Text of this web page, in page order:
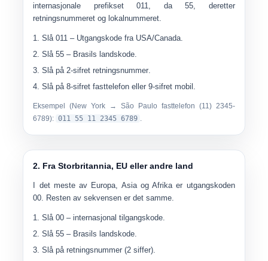
internasjonale prefikset011, da55, deretter
retningsnummeret og lokalnummeret.
Slå011 – Utgangskode fra USA/Canada.
Slå55 – Brasils landskode.
Slå på2-sifret retningsnummer.
Slå på8-sifret fasttelefon eller9-sifret mobil .
Eksempel (New York → São Paulo fasttelefon (11) 2345-
6789): 011 55 11 2345 6789 .
2. Fra Storbritannia, EU eller andre land
I det meste av Europa, Asia og Afrika er utgangskoden
00. Resten av sekvensen er det samme.
Slå00 – internasjonal tilgangskode.
Slå55 – Brasils landskode.
Slå påretningsnummer (2 siffer).